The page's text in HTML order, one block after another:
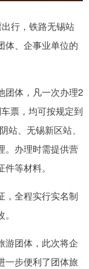
行，铁路无锡站
体、企事业单位的
体，凡一次办理2
票，均可按规定到
站、无锡新区站、
。办理时需提供营
等材料。
全程实行实名制
团体，此次将企
一步便利了团体旅